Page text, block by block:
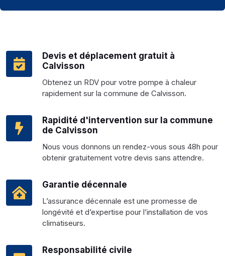
Devis et déplacement gratuit à
Calvisson
Obtenez un RDV pour votre pompe à chaleur
rapidement sur la commune de Calvisson.
Rapidité d'intervention sur la commune
de Calvisson
Nous vous donnons un rendez-vous sous 48h pour
obtenir gratuitement votre devis sans attendre.
Garantie décennale
L’assurance décennale est une promesse de
longévité et d’expertise pour l’installation de vos
climatiseurs.
Responsabilité civile